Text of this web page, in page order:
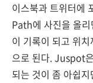
이스북과 트위터에
Path에 사진을 올
이 기록이 되고 위
으로 된다. Juspot
되는 것이 좀 아쉽